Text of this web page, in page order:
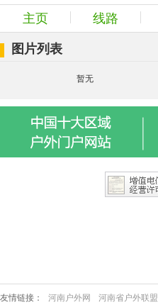
主页 线路
图片列表
暂无
友情链接： 河南户外网 河南省户外联盟